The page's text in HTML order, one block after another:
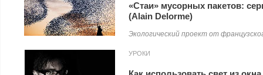
«Стаи» мусорных пакетов:
(Alain Delorme)
Экологический проект от
УРОКИ